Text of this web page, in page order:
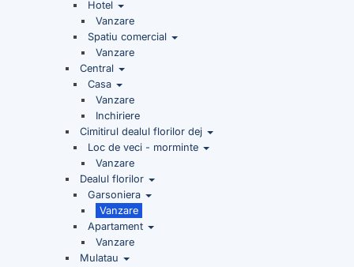
Hotel
Vanzare
Spatiu comercial
Vanzare
Central
Casa
Vanzare
Inchiriere
Cimitirul dealul florilor dej
Loc de veci - morminte
Vanzare
Dealul florilor
Garsoniera
Vanzare
Apartament
Vanzare
Mulatau